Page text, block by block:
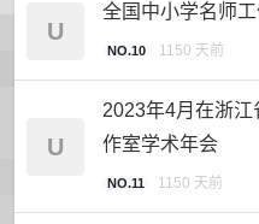
U
全国中小学名师
NO.10 1150 天前
U
2023年4月在浙
作室学术年会
NO.11 1150 天前